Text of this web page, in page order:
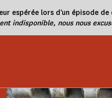
espérée lors d’un épisode
indisponible, nous nous